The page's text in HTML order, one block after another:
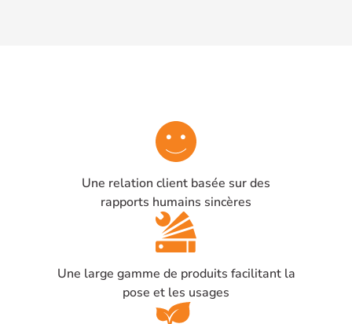
Une relation client basée sur des
rapports humains sincères
Une large gamme de produits facilitant la
pose et les usages